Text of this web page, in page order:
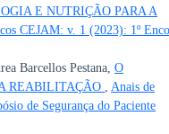
E NUTRIÇÃO PARA A
CEJAM: v. 1 (2023): 1º
Barcellos Pestana, O
REABILITAÇÃO
Anais de
de Segurança do Paciente